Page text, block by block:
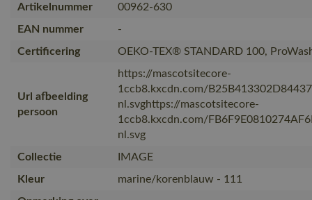
Artikelnummer
00962-630
EAN nummer
-
Certificering
OEKO-TEX® STANDARD 100,
Url afbeelding
persoon
https://mascotsitecore-
1ccb8.kxcdn.com/
nl.svghttps://mascotsitecore-
1ccb8.kxcdn.com/
nl.svg
Collectie
IMAGE
Kleur
marine/korenblauw - 111